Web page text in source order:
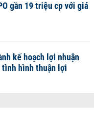
gần 19 triệu cp với giá
kế hoạch lợi nhuận
tình hình thuận lợi